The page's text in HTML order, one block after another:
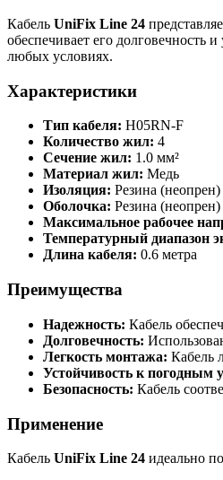
Кабель UniFix Line 24
обеспечивает его долговечность
любых условиях.
Характеристики
Тип кабеля: H05RN-F
Количество жил: 4
Сечение жил: 1.0 мм²
Материал жил: Медь
Изоляция: Резина (неопрен)
Оболочка: Резина (неопрен)
Максимальное рабочее
Температурный диапазон
Длина кабеля: 0.6 метра
Преимущества
Надежность: Кабель
Долговечность:
Легкость монтажа: Кабель
Устойчивость к погодным
Безопасность: Кабель
Применение
Кабель UniFix Line 24 идеально